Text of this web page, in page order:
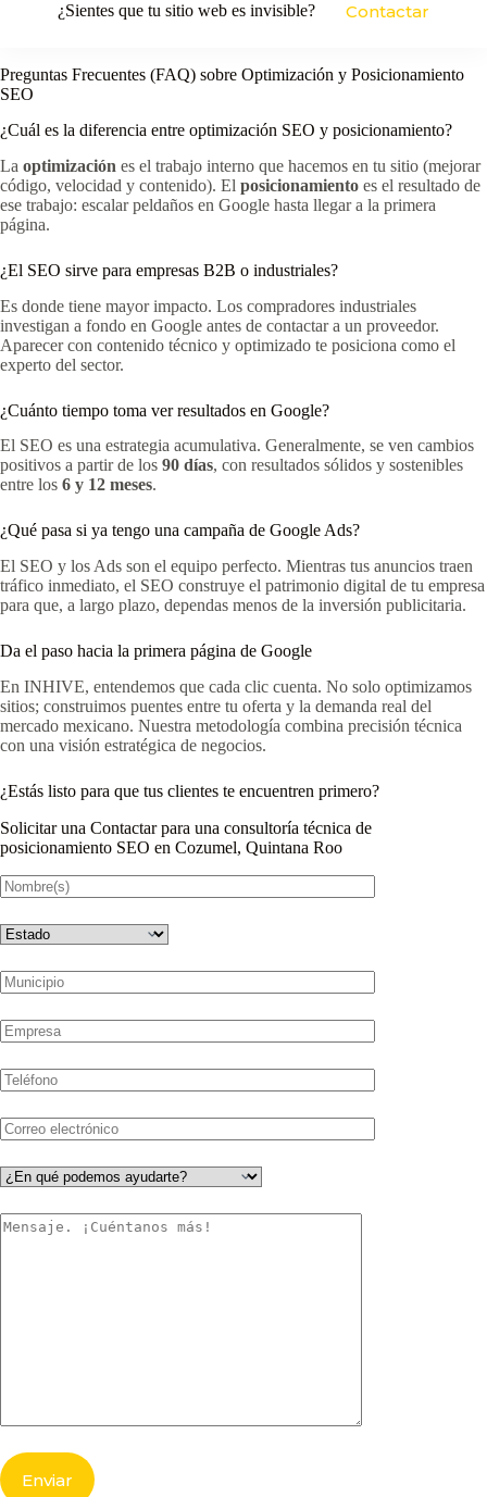
¿Sientes que tu sitio web es invisible? Contactar
Preguntas Frecuentes (FAQ) sobre Optimización y Posicionamiento
SEO
¿Cuál es la diferencia entre optimización SEO y posicionamiento?
La optimización es el trabajo interno que hacemos en tu sitio (mejorar
código, velocidad y contenido). El posicionamiento es el resultado de
ese trabajo: escalar peldaños en Google hasta llegar a la primera
página.
¿El SEO sirve para empresas B2B o industriales?
Es donde tiene mayor impacto. Los compradores industriales
investigan a fondo en Google antes de contactar a un proveedor.
Aparecer con contenido técnico y optimizado te posiciona como el
experto del sector.
¿Cuánto tiempo toma ver resultados en Google?
El SEO es una estrategia acumulativa. Generalmente, se ven cambios
positivos a partir de los 90 días, con resultados sólidos y sostenibles
entre los 6 y 12 meses.
¿Qué pasa si ya tengo una campaña de Google Ads?
El SEO y los Ads son el equipo perfecto. Mientras tus anuncios traen
tráfico inmediato, el SEO construye el patrimonio digital de tu empresa
para que, a largo plazo, dependas menos de la inversión publicitaria.
Da el paso hacia la primera página de Google
En INHIVE, entendemos que cada clic cuenta. No solo optimizamos
sitios; construimos puentes entre tu oferta y la demanda real del
mercado mexicano. Nuestra metodología combina precisión técnica
con una visión estratégica de negocios.
¿Estás listo para que tus clientes te encuentren primero?
Solicitar una Contactar para una consultoría técnica de
posicionamiento SEO en Cozumel, Quintana Roo